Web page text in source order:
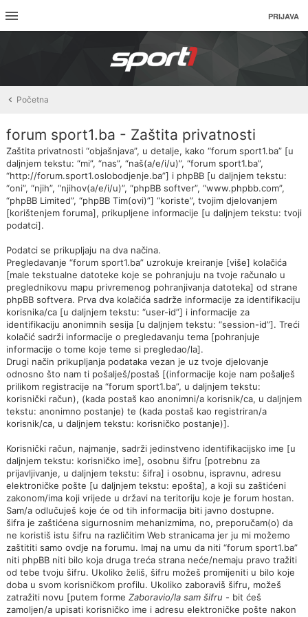
PRIJAVA
Početna
forum sport1.ba - Zaštita privatnosti
Zaštita privatnosti “objašnjava”, u detalje, kako “forum sport1.ba” [u
daljnjem tekstu: “mi”, “nas”, “naš(a/e/i/u)”, “forum sport1.ba”,
“http://forum.sport1.oslobodjenje.ba”] i phpBB [u daljnjem tekstu:
“oni”, “njih”, “njihov(a/e/i/u)”, “phpBB softver”, “www.phpbb.com”,
“phpBB Limited”, “phpBB Tim(ovi)”] “koriste”, tvojim djelovanjem
[korištenjem foruma], prikupljene informacije [u daljnjem tekstu: tvoji
podatci].
Podatci se prikupljaju na dva načina.
Pregledavanje “forum sport1.ba” uzrokuje kreiranje [više] kolačića
[male tekstualne datoteke koje se pohranjuju na tvoje računalo u
preglednikovu mapu privremenog pohranjivanja datoteka] od strane
phpBB softvera. Prva dva kolačića sadrže informacije za identifikaciju
korisnika/ca [u daljnjem tekstu: “user-id”] i informacije za
identifikaciju anonimnih sesija [u daljnjem tekstu: “session-id”]. Treći
kolačić sadrži informacije o pregledavanju tema [pohranjuje
informacije o tome koje teme si pregledao/la].
Drugi način prikupljanja podataka vezan je uz tvoje djelovanje
odnosno što nam ti pošalješ/postaš [(informacije koje nam pošalješ
prilikom registracije na “forum sport1.ba”, u daljnjem tekstu:
korisnički račun), (kada postaš kao anonimni/a korisnik/ca, u daljnjem
tekstu: anonimno postanje) te (kada postaš kao registriran/a
korisnik/ca, u daljnjem tekstu: korisničko postanje)].
Korisnički račun, najmanje, sadrži jedinstveno identifikacijsko ime [u
daljnjem tekstu: korisničko ime], osobnu šifru [potrebnu za
prijavljivanje, u daljnjem tekstu: šifra] i osobnu, ispravnu, adresu
elektroničke pošte [u daljnjem tekstu: epošta], a koji su zaštićeni
zakonom/ima koji vrijede u državi na teritoriju koje je forum hostan.
Sam/a odlučuješ koje će od tih informacija biti javno dostupne.
šifra je zaštićena sigurnosnim mehanizmima, no, preporučam(o) da
ne koristiš istu šifru na različitim Web stranicama jer ju mi možemo
zaštititi samo ovdje na forumu. Imaj na umu da niti “forum sport1.ba”
niti phpBB niti bilo koja druga treća strana neće/nemaju pravo tražiti
od tebe tvoju šifru. Ukoliko želiš, šifru možeš promijeniti u bilo koje
doba u svom korisničkom profilu. Ukoliko zaboraviš šifru, možeš
zatražiti novu [putem forme Zaboravio/la sam šifru - bit ćeš
zamoljen/a upisati korisničko ime i adresu elektroničke pošte nakon